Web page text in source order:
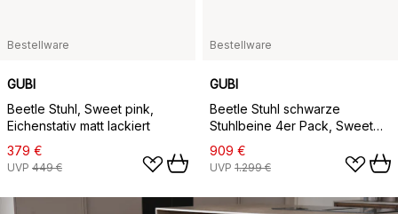
Bestellware
GUBI
Beetle Stuhl, Sweet pink,
Eichenstativ matt lackiert
379 €
UVP 449 €
Bestellware
GUBI
Beetle Stuhl schwarze
Stuhlbeine 4er Pack, Sweet
Pink
909 €
UVP 1.299 €